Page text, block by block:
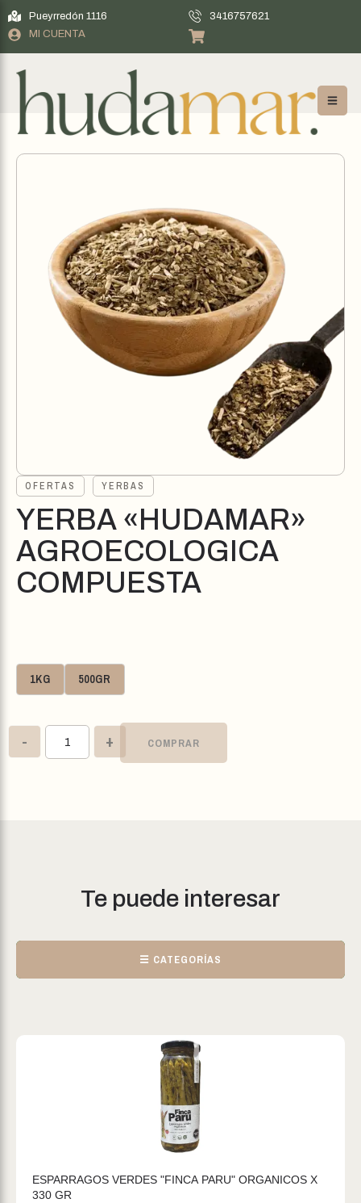
Pueyrredón 1116
3416757621
MI CUENTA
OFERTAS YERBAS
YERBA «HUDAMAR»
AGROECOLOGICA
COMPUESTA
1KG 500GR
- + COMPRAR
Te puede interesar
☰ CATEGORÍAS
ESPARRAGOS VERDES "FINCA PARU" ORGANICOS X
330 GR